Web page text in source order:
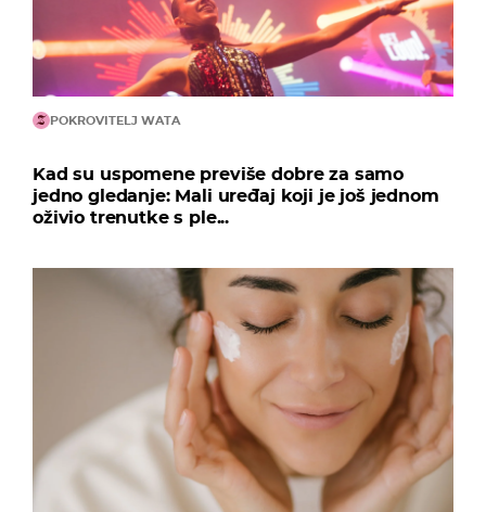
POKROVITELJ WATA
Kad su uspomene previše dobre za samo
jedno gledanje: Mali uređaj koji je još jednom
oživio trenutke s ple...